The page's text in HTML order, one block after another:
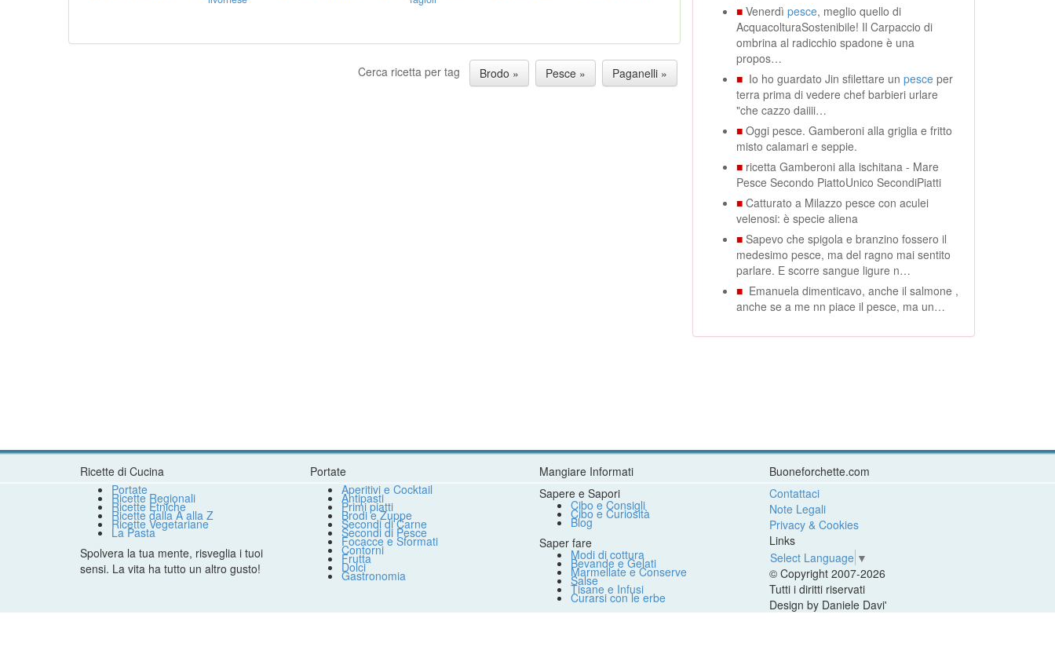
Cerca ricetta per tag Brodo » Pesce » Paganelli »
■ Venerdì pesce, meglio quello di
AcquacolturaSostenibile! Il Carpaccio di
ombrina al radicchio spadone è una
propos…
■ Io ho guardato Jin sfilettare un pesce per
terra prima di vedere chef barbieri urlare
"che cazzo daiiii…
■ Oggi pesce. Gamberoni alla griglia e fritto
misto calamari e seppie.
■ ricetta Gamberoni alla ischitana - Mare
Pesce Secondo PiattoUnico SecondiPiatti
■ Catturato a Milazzo pesce con aculei
velenosi: è specie aliena
■ Sapevo che spigola e branzino fossero il
medesimo pesce, ma del ragno mai sentito
parlare. E scorre sangue ligure n…
■ Emanuela dimenticavo, anche il salmone ,
anche se a me nn piace il pesce, ma un…
Ricette di Cucina
Portate
Ricette Regionali
Ricette Etniche
Ricette dalla A alla Z
Ricette Vegetariane
La Pasta
Spolvera la tua mente, risveglia i tuoi
sensi. La vita ha tutto un altro gusto!
Portate
Aperitivi e Cocktail
Antipasti
Primi piatti
Brodi e Zuppe
Secondi di Carne
Secondi di Pesce
Focacce e Sformati
Contorni
Frutta
Dolci
Gastronomia
Mangiare Informati
Sapere e Sapori
Cibo e Consigli
Cibo e Curiosità
Blog
Saper fare
Modi di cottura
Bevande e Gelati
Marmellate e Conserve
Salse
Tisane e Infusi
Curarsi con le erbe
Buoneforchette.com
Contattaci
Note Legali
Privacy & Cookies
Links
Select Language ▼
© Copyright 2007-2026
Tutti i diritti riservati
Design by Daniele Davi'